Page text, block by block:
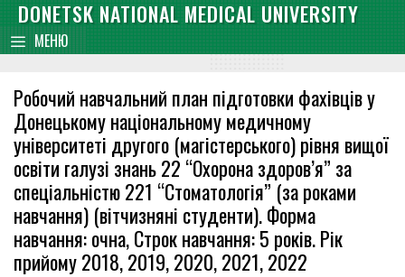
content
Skip
to
content
DONETSK NATIONAL MEDICAL UNIVERSITY
МЕНЮ
Робочий навчальний план підготовки фахівців у
Донецькому національному медичному
університеті другого (магістерського) рівня вищої
освіти галузі знань 22 “Охорона здоров’я” за
спеціальністю 221 “Стоматологія” (за роками
навчання) (вітчизняні студенти). Форма
навчання: очна, Строк навчання: 5 років. Рік
прийому 2018, 2019, 2020, 2021, 2022